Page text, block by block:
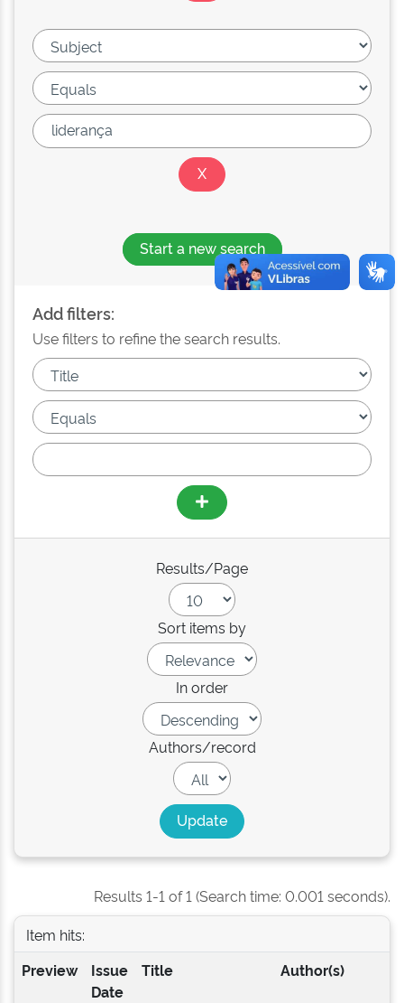
Start a new search
Add filters:
Use filters to refine the search results.
Results/Page
Sort items by
In order
Authors/record
Results 1-1 of 1 (Search time: 0.001 seconds).
Item hits:
Preview
Issue
Date
Title Author(s)